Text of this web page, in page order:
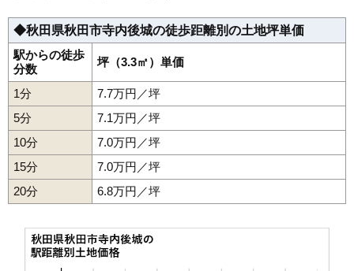
44 東通館ノ越 17万円 821万円
45 川尻若葉町
46
47 千秋城下町
48 牛島東 16万円
49 外旭川八柳 16万円
50 千秋中島町 16万円
51 川尻上野町 16万円
53 川尻新川町
54 手形新栄町
◆秋田県秋田市寺内後城の徒歩距離別の土地坪単価
駅からの徒歩
分数
坪（3.3㎡）単価
1分
7.7万円／坪
5分
7.1万円／坪
10分
7.0万円／坪
15分
7.0万円／坪
20分
6.8万円／坪